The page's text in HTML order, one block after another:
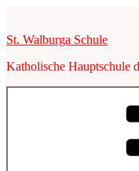
springen
St. Walburga Schule
Katholische Hauptschule